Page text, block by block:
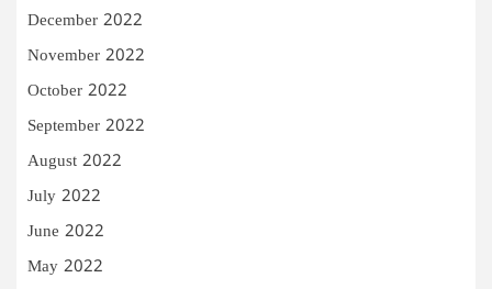
December 2022
November 2022
October 2022
September 2022
August 2022
July 2022
June 2022
May 2022